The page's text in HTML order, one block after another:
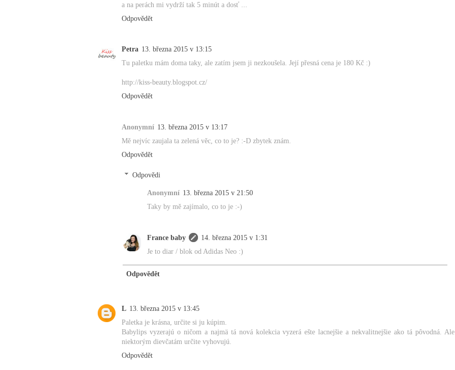
a na perách mi vydrží tak 5 minút a dosť ...
Odpovědět
Petra 13. března 2015 v 13:15
Tu paletku mám doma taky, ale zatím jsem ji nezkoušela. Její přesná cena je 180 Kč :)
http://kiss-beauty.blogspot.cz/
Odpovědět
Anonymní 13. března 2015 v 13:17
Mě nejvíc zaujala ta zelená věc, co to je? :-D zbytek znám.
Odpovědět
Odpovědi
Anonymní 13. března 2015 v 21:50
Taky by mě zajímalo, co to je :-)
France baby
14. března 2015 v 1:31
Je to diar / blok od Adidas Neo :)
Odpovědět
L 13. března 2015 v 13:45
Paletka je krásna, určite si ju kúpim.
Babylips vyzerajú o ničom a najmä tá nová kolekcia vyzerá ešte lacnejšie a nekvalitnejšie ako tá pôvodná. Ale
niektorým dievčatám určite vyhovujú.
Odpovědět